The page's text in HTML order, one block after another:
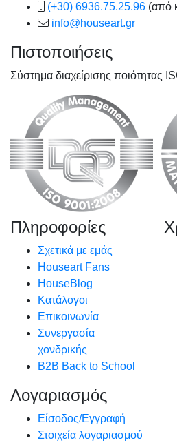
(+30) 6936.75.25.96 (από
info@houseart.gr
Πιστοποιήσεις
Σύστημα διαχείρισης ποιότητας
Πληροφορίες
Σχετικά με εμάς
Houseart Fans
HouseBlog
Κατάλογοι
Επικοινωνία
Συνεργασία
χονδρικής
B2B Back to School
Λογαριασμός
Είσοδος/Εγγραφή
Στοιχεία λογαριασμού